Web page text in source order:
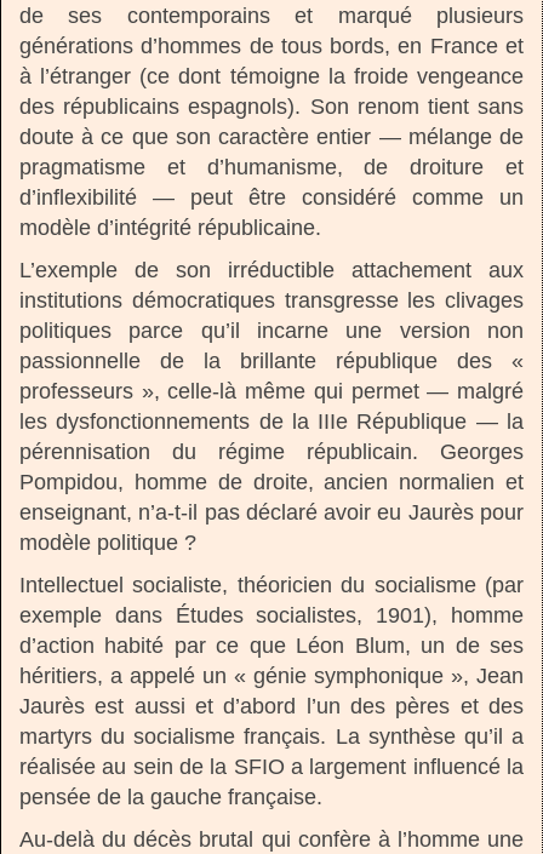
de ses contemporains et marqué plusieurs
générations d’hommes de tous bords, en France et
à l’étranger (ce dont témoigne la froide vengeance
des républicains espagnols). Son renom tient sans
doute à ce que son caractère entier — mélange de
pragmatisme et d’humanisme, de droiture et
d’inflexibilité — peut être considéré comme un
modèle d’intégrité républicaine.
L’exemple de son irréductible attachement aux
institutions démocratiques transgresse les clivages
politiques parce qu’il incarne une version non
passionnelle de la brillante république des «
professeurs », celle-là même qui permet — malgré
les dysfonctionnements de la IIIe République — la
pérennisation du régime républicain. Georges
Pompidou, homme de droite, ancien normalien et
enseignant, n’a-t-il pas déclaré avoir eu Jaurès pour
modèle politique ?
Intellectuel socialiste, théoricien du socialisme (par
exemple dans Études socialistes, 1901), homme
d’action habité par ce que Léon Blum, un de ses
héritiers, a appelé un « génie symphonique », Jean
Jaurès est aussi et d’abord l’un des pères et des
martyrs du socialisme français. La synthèse qu’il a
réalisée au sein de la SFIO a largement influencé la
pensée de la gauche française.
Au-delà du décès brutal qui confère à l’homme une